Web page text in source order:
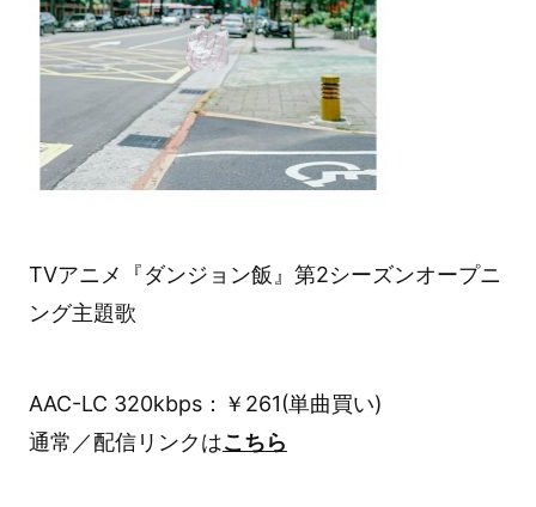
TVアニメ『ダンジョン飯』第2シーズンオープニ
ング主題歌
AAC-LC 320kbps：￥261(単曲買い)
通常／配信リンクはこちら